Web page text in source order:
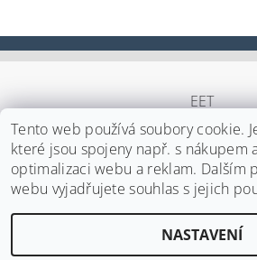
EET
2026 ©Japa Foods s.r.o. , všechna práva vyhrazena
Vytvořil Shoptet
Tento web používá soubory cookie.
které jsou spojeny např. s nákupem
optimalizaci webu a reklam. Dalším
webu vyjadřujete souhlas s jejich
NASTAVENÍ